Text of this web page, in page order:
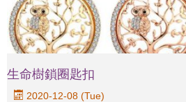
生命樹鎖圈匙扣
2020-12-08 (Tue)